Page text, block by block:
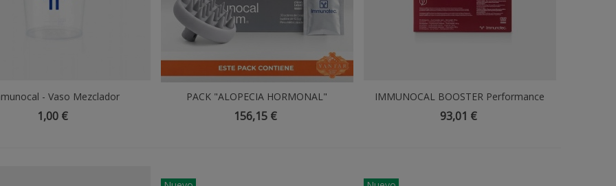
Añadir Al Carrito- Vaso Mezclador
1,00 €
Añadir Al Carrito
PACK "ALOPECIA HORMONAL"
156,15 €
Añadir Al Carrito
IMMUNOCAL BOOSTER Performance
Hibiscus - 30 Sobres
93,01 €